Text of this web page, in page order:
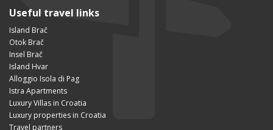
Useful travel links
Island Brač
Otok Brač
Insel Brač
Island Hvar
Alloggio Isola di Pag
Istra Apartments
Luxury Villas in Croatia
Luxury properties in Croatia
Travel partners